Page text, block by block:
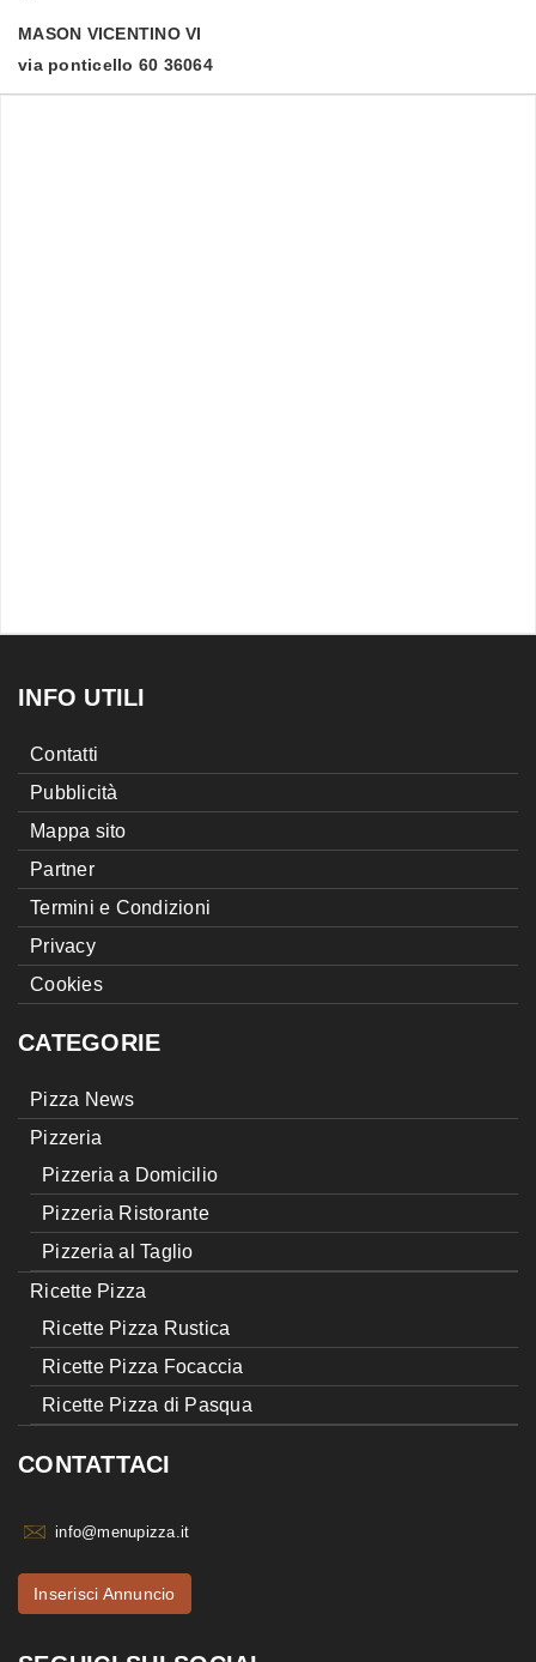
MASON VICENTINO VI
via ponticello 60 36064
INFO UTILI
Contatti
Pubblicità
Mappa sito
Partner
Termini e Condizioni
Privacy
Cookies
CATEGORIE
Pizza News
Pizzeria
Pizzeria a Domicilio
Pizzeria Ristorante
Pizzeria al Taglio
Ricette Pizza
Ricette Pizza Rustica
Ricette Pizza Focaccia
Ricette Pizza di Pasqua
CONTATTACI
info@menupizza.it
Inserisci Annuncio